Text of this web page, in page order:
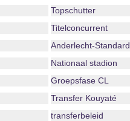
Topschutter
Titelconcurrent
Anderlecht-Standard
Nationaal stadion
Groepsfase CL
Transfer Kouyaté
transferbeleid